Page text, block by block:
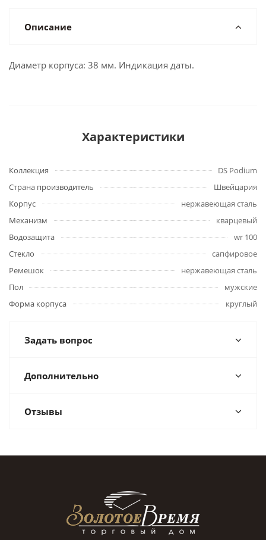
Описание
Диаметр корпуса: 38 мм. Индикация даты.
Характеристики
Коллекция
DS Podium
Страна производитель
Швейцария
Корпус
нержавеющая сталь
Механизм
кварцевый
Водозащита
wr 100
Стекло
сапфировое
Ремешок
нержавеющая сталь
Пол
мужские
Форма корпуса
круглый
Задать вопрос
Дополнительно
Отзывы